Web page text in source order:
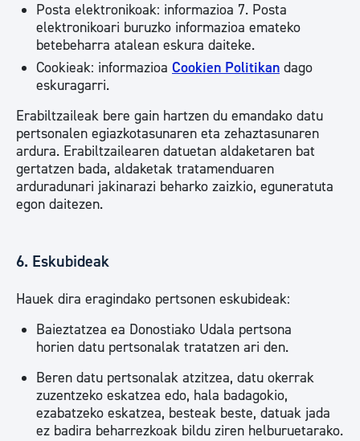
Posta elektronikoak: informazioa 7. Posta
elektronikoari buruzko informazioa emateko
betebeharra​​​​​​ atalean eskura daiteke.
Cookieak: informazioa Cookien Politikan dago
eskuragarri.
Erabiltzaileak bere gain hartzen du emandako datu
pertsonalen egiazkotasunaren eta zehaztasunaren
ardura. Erabiltzailearen datuetan aldaketaren bat
gertatzen bada, aldaketak tratamenduaren
arduradunari jakinarazi beharko zaizkio, eguneratuta
egon daitezen.
6. Eskubideak
Hauek dira eragindako pertsonen eskubideak:
Baieztatzea ea Donostiako Udala pertsona
horien datu pertsonalak tratatzen ari den.
Beren datu pertsonalak atzitzea, datu okerrak
zuzentzeko eskatzea edo, hala badagokio,
ezabatzeko eskatzea, besteak beste, datuak jada
ez badira beharrezkoak bildu ziren helburuetarako.